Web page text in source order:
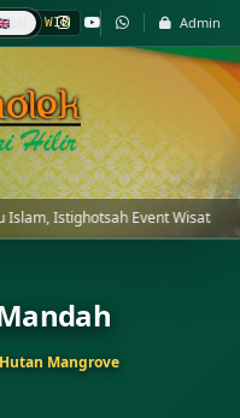
WIB Admin
Gema Muharram 1447 H/ 2025
Mangrove